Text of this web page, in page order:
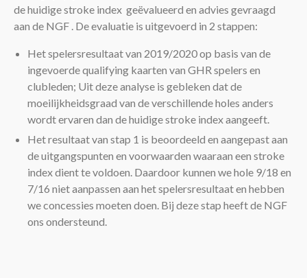
de huidige stroke index geëvalueerd en advies gevraagd
aan de NGF . De evaluatie is uitgevoerd in 2 stappen:
Het spelersresultaat van 2019/2020 op basis van de
ingevoerde qualifying kaarten van GHR spelers en
clubleden; Uit deze analyse is gebleken dat de
moeilijkheidsgraad van de verschillende holes anders
wordt ervaren dan de huidige stroke index aangeeft.
Het resultaat van stap 1 is beoordeeld en aangepast aan
de uitgangspunten en voorwaarden waaraan een stroke
index dient te voldoen. Daardoor kunnen we hole 9/18 en
7/16 niet aanpassen aan het spelersresultaat en hebben
we concessies moeten doen. Bij deze stap heeft de NGF
ons ondersteund.